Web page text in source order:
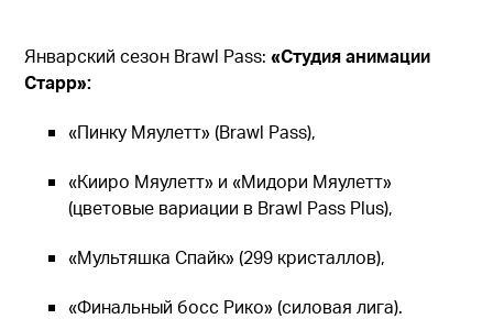
Январский сезон Brawl Pass:«Студия анимации
Старр»:
«Пинку Мяулетт» (Brawl Pass),
«Кииро Мяулетт» и «Мидори Мяулетт»
(цветовые вариации в Brawl Pass Plus),
«Мультяшка Спайк» (299 кристаллов),
«Финальный босс Рико» (силовая лига).